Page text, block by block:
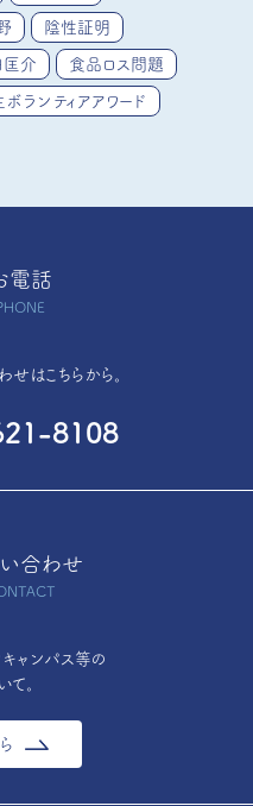
陰性証明
匡介 食品ロス問題
ランティアアワード
電話
はこちらから。
8108
合わせ
ャンパス等の
。